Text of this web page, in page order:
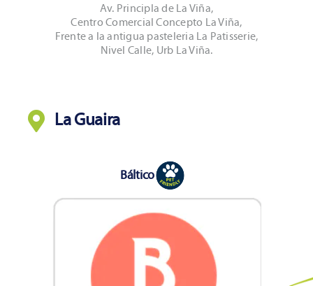
Av. Principla de La Viña,
Centro Comercial Concepto La Viña,
Frente a la antigua pasteleria La Patisserie,
Nivel Calle, Urb La Viña.
La Guaira
Báltico